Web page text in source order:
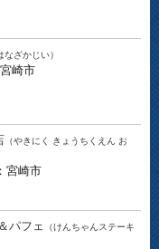
なざかじい）
崎市
（やきにく きょうちくえん お
宮崎市
パフェ
（けんちゃんステーキ